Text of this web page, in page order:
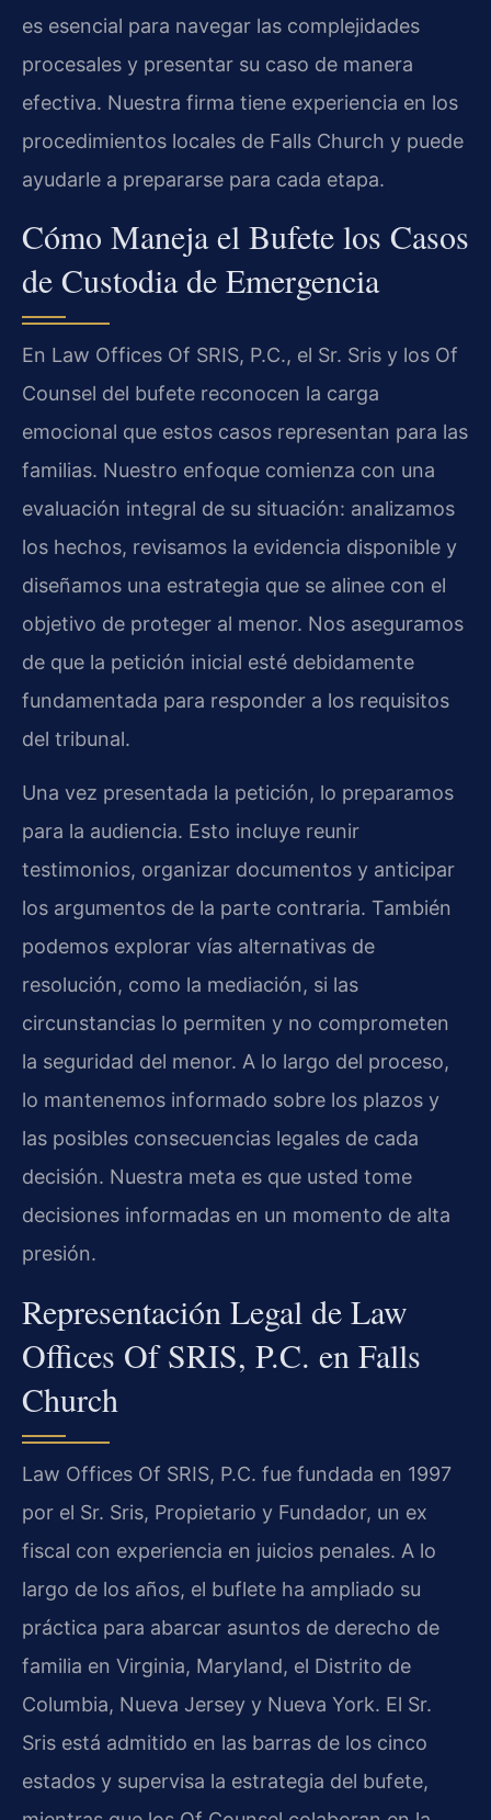
es esencial para navegar las complejidades
procesales y presentar su caso de manera
efectiva. Nuestra firma tiene experiencia en los
procedimientos locales de Falls Church y puede
ayudarle a prepararse para cada etapa.
Cómo Maneja el Bufete los Casos
de Custodia de Emergencia
En Law Offices Of SRIS, P.C., el Sr. Sris y los Of
Counsel del bufete reconocen la carga
emocional que estos casos representan para las
familias. Nuestro enfoque comienza con una
evaluación integral de su situación: analizamos
los hechos, revisamos la evidencia disponible y
diseñamos una estrategia que se alinee con el
objetivo de proteger al menor. Nos aseguramos
de que la petición inicial esté debidamente
fundamentada para responder a los requisitos
del tribunal.
Una vez presentada la petición, lo preparamos
para la audiencia. Esto incluye reunir
testimonios, organizar documentos y anticipar
los argumentos de la parte contraria. También
podemos explorar vías alternativas de
resolución, como la mediación, si las
circunstancias lo permiten y no comprometen
la seguridad del menor. A lo largo del proceso,
lo mantenemos informado sobre los plazos y
las posibles consecuencias legales de cada
decisión. Nuestra meta es que usted tome
decisiones informadas en un momento de alta
presión.
Representación Legal de Law
Offices Of SRIS, P.C. en Falls
Church
Law Offices Of SRIS, P.C. fue fundada en 1997
por el Sr. Sris, Propietario y Fundador, un ex
fiscal con experiencia en juicios penales. A lo
largo de los años, el buflete ha ampliado su
práctica para abarcar asuntos de derecho de
familia en Virginia, Maryland, el Distrito de
Columbia, Nueva Jersey y Nueva York. El Sr.
Sris está admitido en las barras de los cinco
estados y supervisa la estrategia del bufete,